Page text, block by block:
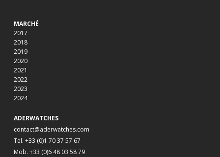
MARCHÉ
2017
2018
2019
2020
2021
2022
2023
2024
ADERWATCHES
contact@aderwatches.com
Tel. +33 (0)1 70 37 57 67
Mob. +33 (0)6 48 03 58 79